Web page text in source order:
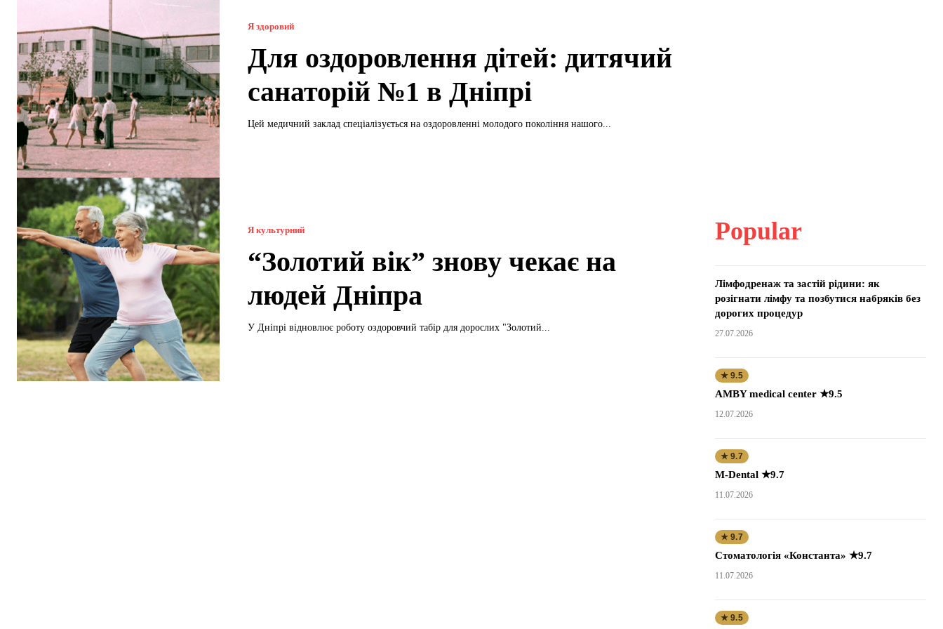
Я здоровий
Для оздоровлення дітей: дитячий
санаторій №1 в Дніпрі
Цей медичний заклад спеціалізується на оздоровленні молодого покоління нашого...
Я культурний
“Золотий вік” знову чекає на
людей Дніпра
У Дніпрі відновлює роботу оздоровчий табір для дорослих "Золотий...
Popular
Лімфодренаж та застій рідини: як
розігнати лімфу та позбутися набряків без
дорогих процедур
27.07.2026
★ 9.5
AMBY medical center ★9.5
12.07.2026
★ 9.7
M-Dental ★9.7
11.07.2026
★ 9.7
Стоматологія «Константа» ★9.7
11.07.2026
★ 9.5